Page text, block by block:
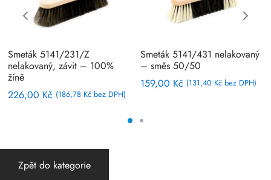
Smeták 5141/231/Z
nelakovaný, závit – 100%
žíně
226,00 Kč (186,78 Kčbez DPH)
Smeták 5141/431 nelakovaný
– směs 50/50
159,00 Kč (131,40 Kčbez DPH)
Zpět do kategorie